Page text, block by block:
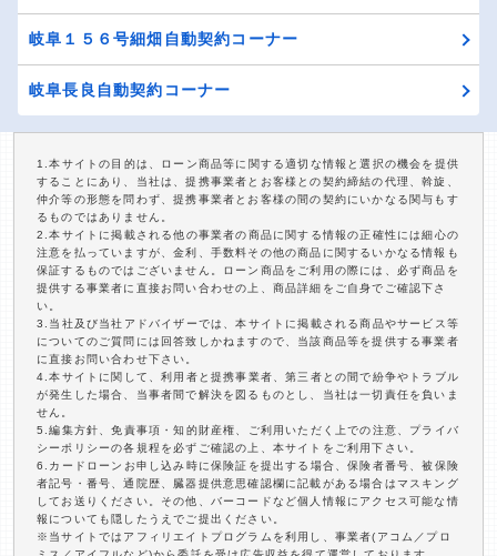
岐阜１５６号細畑自動契約コーナー
岐阜長良自動契約コーナー
1.本サイトの目的は、ローン商品等に関する適切な情報と選択の機会を提供
することにあり、当社は、提携事業者とお客様との契約締結の代理、斡旋、
仲介等の形態を問わず、提携事業者とお客様の間の契約にいかなる関与もす
るものではありません。
2.本サイトに掲載される他の事業者の商品に関する情報の正確性には細心の
注意を払っていますが、金利、手数料その他の商品に関するいかなる情報も
保証するものではございません。ローン商品をご利用の際には、必ず商品を
提供する事業者に直接お問い合わせの上、商品詳細をご自身でご確認下さ
い。
3.当社及び当社アドバイザーでは、本サイトに掲載される商品やサービス等
についてのご質問には回答致しかねますので、当該商品等を提供する事業者
に直接お問い合わせ下さい。
4.本サイトに関して、利用者と提携事業者、第三者との間で紛争やトラブル
が発生した場合、当事者間で解決を図るものとし、当社は一切責任を負いま
せん。
5.編集方針、免責事項・知的財産権、ご利用いただく上での注意、プライバ
シーポリシーの各規程を必ずご確認の上、本サイトをご利用下さい。
6.カードローンお申し込み時に保険証を提出する場合、保険者番号、被保険
者記号・番号、通院歴、臓器提供意思確認欄に記載がある場合はマスキング
してお送りください。その他、バーコードなど個人情報にアクセス可能な情
報についても隠したうえでご提出ください。
※当サイトではアフィリエイトプログラムを利用し、事業者(アコム／プロ